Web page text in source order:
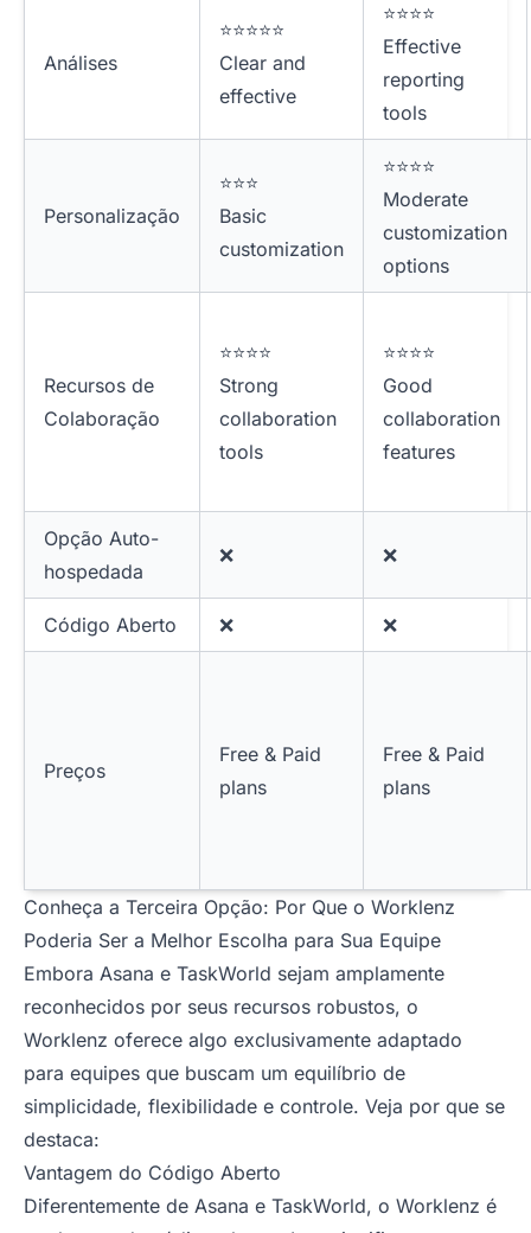
Análises
⭐⭐⭐⭐⭐
Clear and
effective
⭐⭐⭐⭐
Effective
reporting
tools
Personalização
⭐⭐⭐
Basic
customization
⭐⭐⭐⭐
Moderate
customization
options
Recursos de
Colaboração
⭐⭐⭐⭐
Strong
collaboration
tools
⭐⭐⭐⭐
Good
collaboration
features
Opção Auto-
hospedada
❌ ❌
Código Aberto ❌ ❌
Preços
Free & Paid
plans
Free & Paid
plans
Conheça a Terceira Opção: Por Que o Worklenz
Poderia Ser a Melhor Escolha para Sua Equipe
Embora Asana e TaskWorld sejam amplamente
reconhecidos por seus recursos robustos, o
Worklenz oferece algo exclusivamente adaptado
para equipes que buscam um equilíbrio de
simplicidade, flexibilidade e controle. Veja por que se
destaca:
Vantagem do Código Aberto
Diferentemente de Asana e TaskWorld, o Worklenz é